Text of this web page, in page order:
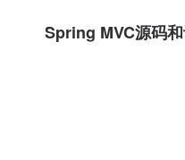
Spring MVC源码